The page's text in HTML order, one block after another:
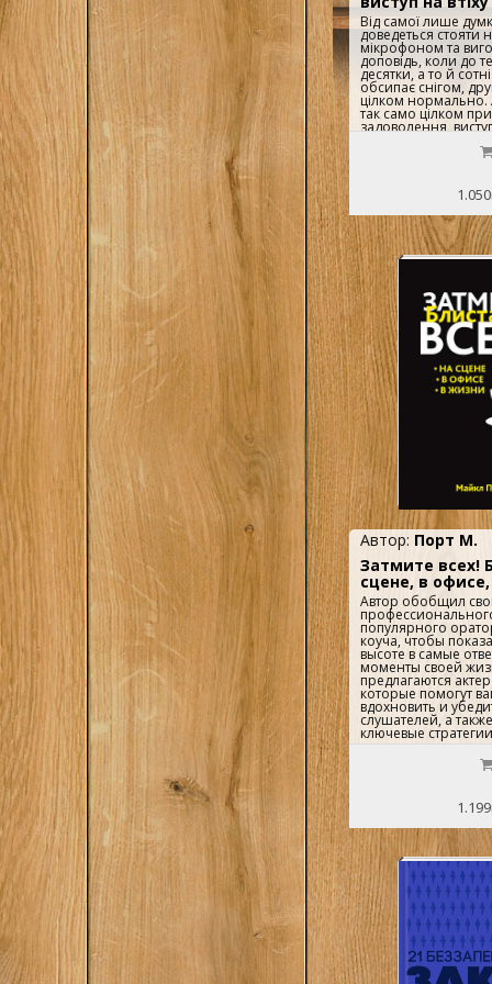
Від самої лише
доведеться стояти
мікрофоном та
доповідь, коли до
десятки, а то й
обсипає снігом,
цілком нормально.
так само цілком
задоволення,
насолоди лише
Гандапаса.
побачите, що
не народжуються.
«взаємного
можна навчитися.
знати певні
технології.
тому, що тут
та поради
багатим досвідом, і
досить, щоб
словом. Чи варто
вміння відкриває
більше - є чи не
сферах суспільного
Автор: Порт М.
Затмите всех!
сцене, в
Автор обобщил
популярного
коуча, чтобы
высоте в самые
моменты своей
предлагаются
которые помогут
вдохновить и
слушателей, а
ключевые
выступления,
держаться на
аудиторией и